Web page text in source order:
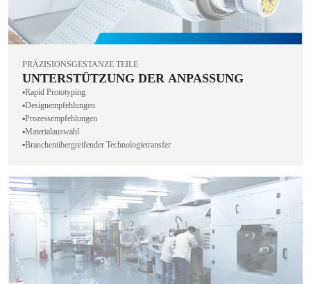
PRÄZISIONSGESTANZE TEILE
UNTERSTÜTZUNG DER ANPASSUNG
▪️Rapid Prototyping
▪️Designempfehlungen
▪️Prozessempfehlungen
▪️Materialauswahl
▪️Branchenübergreifender Technologietransfer